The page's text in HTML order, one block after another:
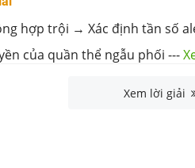
hợp trội → Xác định tần số
của quần thể ngẫu phối ---
Xem lời giải